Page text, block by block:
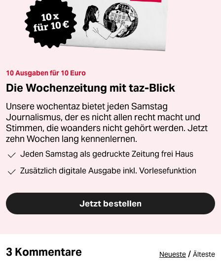
10 Ausgaben für 10 Euro
Die Wochenzeitung mit taz-Blick
Unsere wochentaz bietet jeden Samstag
Journalismus, der es nicht allen recht macht und
Stimmen, die woanders nicht gehört werden. Jetzt
zehn Wochen lang kennenlernen.
Jeden Samstag als gedruckte Zeitung frei Haus
Zusätzlich digitale Ausgabe inkl. Vorlesefunktion
Jetzt bestellen
3 Kommentare Neueste / Älteste